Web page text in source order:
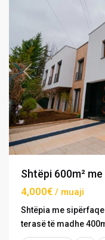
Previous
Shtëpi 600m²
4,000€ / muaji
Shtëpia me
terasë të madhe